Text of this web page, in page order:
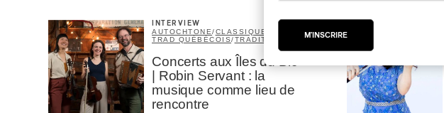
INTERVIEW
AUTOCHTONE/CLASSIQUE
TRAD QUÉBÉCOIS/TRADITIONNEL
Concerts aux Îles du Bic
| Robin Servant : la
musique comme lieu de
rencontre
M'INSCRIRE